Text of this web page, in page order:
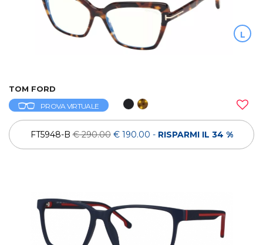
L
TOM FORD
PROVA VIRTUALE
FT5948-B€ 290.00 € 190.00 - RISPARMI IL 34 %